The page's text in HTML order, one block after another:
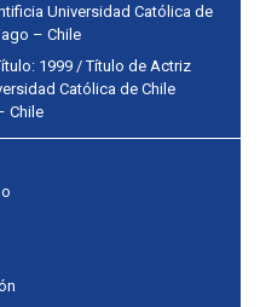
Universidad Católica de
– Chile
1999 / Título de Actriz
Católica de Chile
Chile